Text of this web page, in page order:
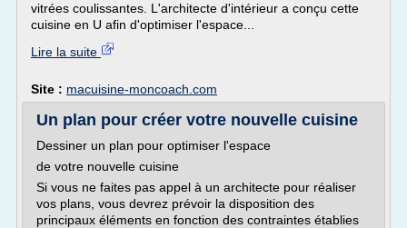
vitrées coulissantes. L'architecte d'intérieur a conçu cette
cuisine en U afin d'optimiser l'espace...
Lire la suite
Site : macuisine-moncoach.com
Un plan pour créer votre nouvelle cuisine
Dessiner un plan pour optimiser l'espace
de votre nouvelle cuisine
Si vous ne faites pas appel à un architecte pour réaliser
vos plans, vous devrez prévoir la disposition des
principaux éléments en fonction des contraintes établies